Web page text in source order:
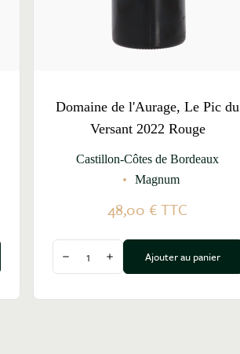
Domaine de l'Aurage, Le Pic du
Versant 2022 Rouge
Castillon-Côtes de Bordeaux
Magnum
48,00 € TTC
Diminuer la quantité
Augmenter la quantité
Ajouter au panier